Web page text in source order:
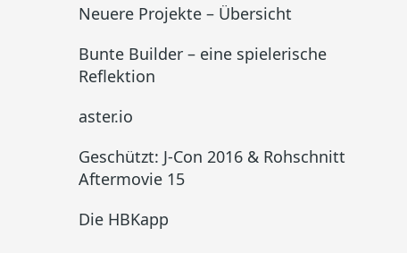
Neuere Projekte – Übersicht
Bunte Builder – eine spielerische
Reflektion
aster.io
Geschützt: J-Con 2016 & Rohschnitt
Aftermovie 15
Die HBKapp